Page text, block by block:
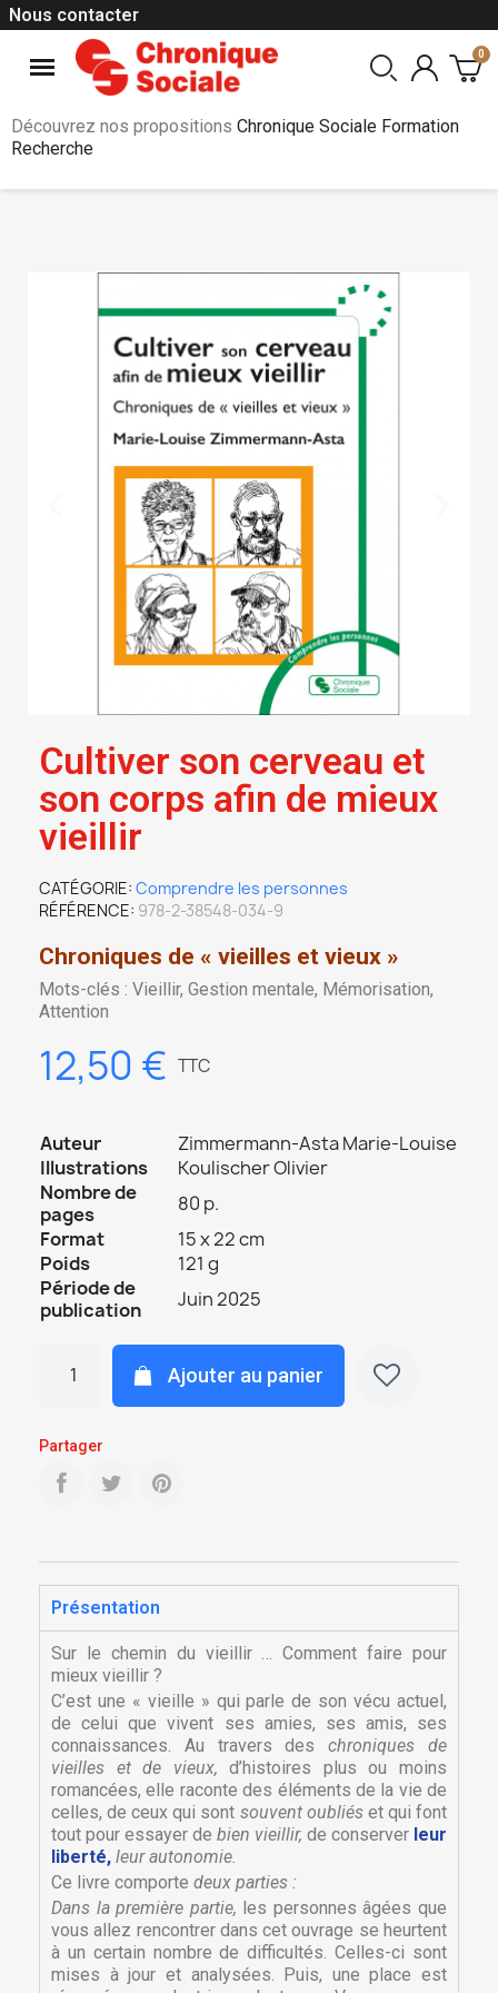
Nous contacter
Découvrez nos propositions Chronique Sociale Formation
Recherche
Cultiver son cerveau et
son corps afin de mieux
vieillir
CATÉGORIE Comprendre les personnes
RÉFÉRENCE 978-2-38548-034-9
Chroniques de « vieilles et vieux »
Mots-clés : Vieillir, Gestion mentale, Mémorisation,
Attention
12,50 € TTC
Auteur
Zimmermann-Asta Marie-Louise
Illustrations
Koulischer Olivier
Nombre de
pages
80 p.
Format
15 x 22 cm
Poids
121 g
Période de
publication
Juin 2025
Ajouter au panier
Partager
Présentation
Sur le chemin du vieillir … Comment faire pour
mieux vieillir ?
C’est une « vieille » qui parle de son vécu actuel,
de celui que vivent ses amies, ses amis, ses
connaissances. Au travers deschroniques de
vieilles et de vieux, d’histoires plus ou moins
romancées, elle raconte des éléments de la vie de
celles, de ceux qui sont souvent oubliéset qui font
tout pour essayer de bien vieillir, de conserver leur
liberté, leur autonomie.
Ce livre comporte deux parties :
Dans la première partie, les personnes âgées que
vous allez rencontrer dans cet ouvrage se heurtent
à un certain nombre de difficultés. Celles-ci sont
mises à jour et analysées. Puis, une place est